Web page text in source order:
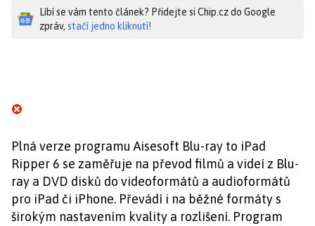
Líbí se vám tento článek? Přidejte si Chip.cz do Google
zpráv, stačí jedno kliknutí!
Plná verze programu Aisesoft Blu-ray to iPad
Ripper 6 se zaměřuje na převod filmů a videí z Blu-
ray a DVD disků do videoformátů a audioformátů
pro iPad či iPhone. Převádí i na běžné formáty s
širokým nastavením kvality a rozlišení. Program